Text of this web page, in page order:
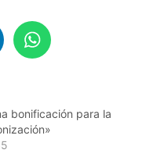
bonificación para la